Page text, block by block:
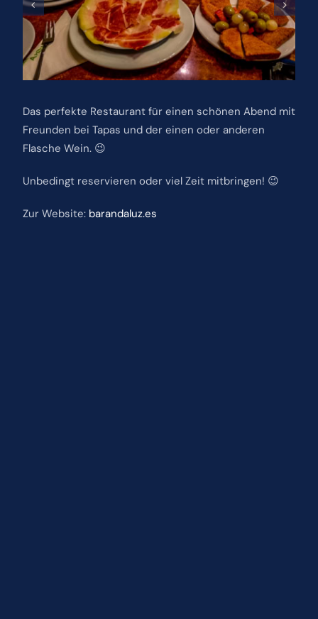
Das perfekte Restaurant für einen schönen Abend mit
Freunden bei Tapas und der einen oder anderen
Flasche Wein. 😉
Unbedingt reservieren oder viel Zeit mitbringen! 😉
Zur Website: barandaluz.es